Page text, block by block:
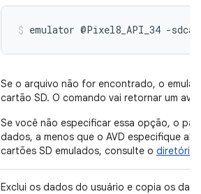
emulator @Pixel8_API_34 -
Se o arquivo não for encontrado, o
cartão SD. O comando vai retornar um
Se você não especificar essa opção, o
dados, a menos que o AVD especifique
cartões SD emulados, consulte o diretório
Exclui os dados do usuário e copia os